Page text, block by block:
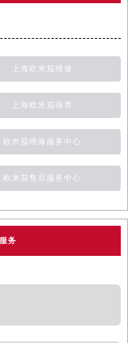
上海欧米茄维修
上海欧米茄保养
欧米茄维修服务中心
欧米茄售后服务中心
务